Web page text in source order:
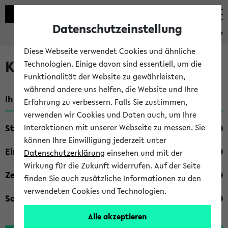
eKVV
Kombisuche im eKVV
Ihre Suchkriterien:
Studienfach
Einrichtung
Zeiten
Sonstiges
Datenschutzeinstellung
Diese Webseite verwendet Cookies und ähnliche
Technologien. Einige davon sind essentiell, um die
Funktionalität der Website zu gewährleisten,
während andere uns helfen, die Website und Ihre
Erfahrung zu verbessern. Falls Sie zustimmen,
verwenden wir Cookies und Daten auch, um Ihre
Interaktionen mit unserer Webseite zu messen. Sie
können Ihre Einwilligung jederzeit unter
Datenschutzerklärung einsehen und mit der
Wirkung für die Zukunft widerrufen. Auf der Seite
finden Sie auch zusätzliche Informationen zu den
verwendeten Cookies und Technologien.
Alle akzeptieren